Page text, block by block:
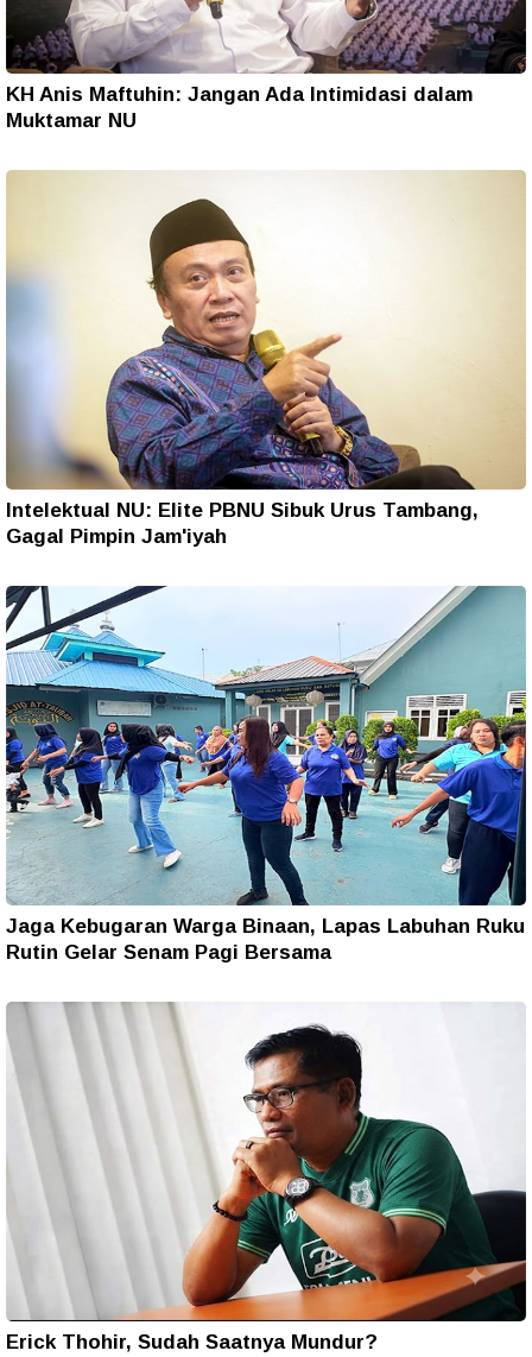
KH Anis Maftuhin: Jangan Ada Intimidasi dalam
Muktamar NU
Intelektual NU: Elite PBNU Sibuk Urus Tambang,
Gagal Pimpin Jam'iyah
Jaga Kebugaran Warga Binaan, Lapas Labuhan Ruku
Rutin Gelar Senam Pagi Bersama
Erick Thohir, Sudah Saatnya Mundur?